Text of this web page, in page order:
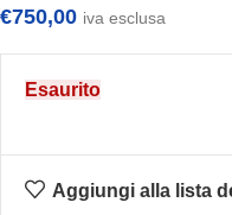
€750,00 iva esclusa
Esaurito
Aggiungi alla lista